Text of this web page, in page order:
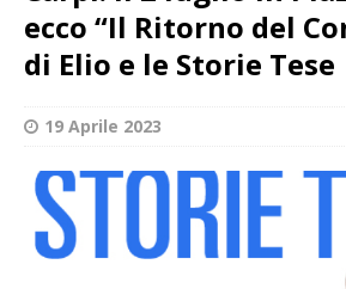
ecco “Il Ritorno del
di Elio e le Storie Tese
19 Aprile 2023